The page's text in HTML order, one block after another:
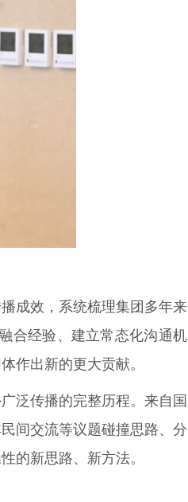
成效，系统梳理集团多年来
合经验、建立常态化沟通机
作出新的更大贡献。
泛传播的完整历程。来自国
间交流等议题碰撞思路、分
的新思路、新方法。